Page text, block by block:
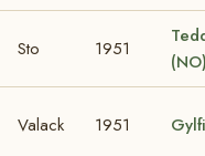
Sto 1951
Valack 1951